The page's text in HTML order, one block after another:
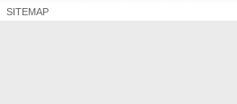
SITEMAP